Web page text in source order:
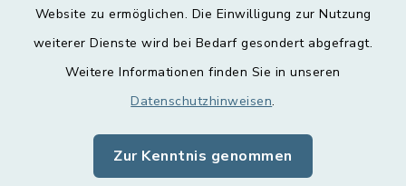
Website zu ermöglichen. Die Einwilligung zur Nutzung
weiterer Dienste wird bei Bedarf gesondert abgefragt.
Weitere Informationen finden Sie in unseren
Datenschutzhinweisen.
Zur Kenntnis genommen
Barrierefreiheit
Impressum